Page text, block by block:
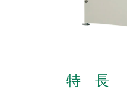
特 長